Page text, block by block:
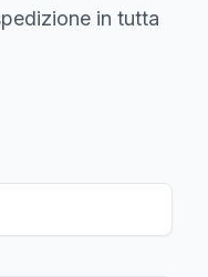
in tutta